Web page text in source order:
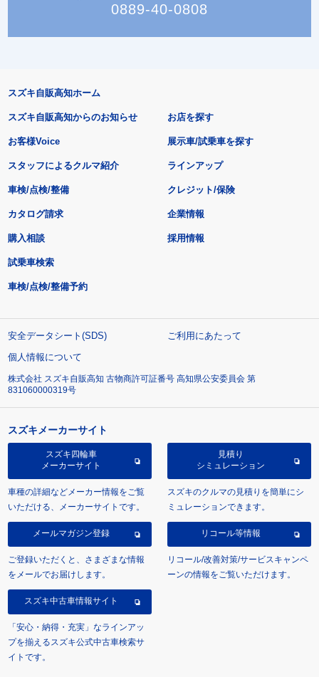
0889-40-0808
スズキ自販高知ホーム
スズキ自販高知からのお知らせ
お客様Voice
スタッフによるクルマ紹介
お店を探す
展示車/試乗車を探す
ラインアップ
車検/点検/整備 クレジット/保険
カタログ請求
購入相談
試乗車検索
車検/点検/整備予約
企業情報
採用情報
安全データシート(SDS)
ご利用にあたって
個人情報について
株式会社 スズキ自販高知 古物商許可証番号 高知県公安委員会 第
831060000319号
スズキメーカーサイト
スズキ四輪車
メーカーサイト
車種の詳細などメーカー情報をご覧
いただける、メーカーサイトです。
見積り
シミュレーション
スズキのクルマの見積りを簡単にシ
ミュレーションできます。
メールマガジン登録
ご登録いただくと、さまざまな情報
をメールでお届けします。
リコール等情報
リコール/改善対策/サービスキャンペ
ーンの情報をご覧いただけます。
スズキ中古車情報サイト
「安心・納得・充実」なラインアッ
プを揃えるスズキ公式中古車検索サ
イトです。